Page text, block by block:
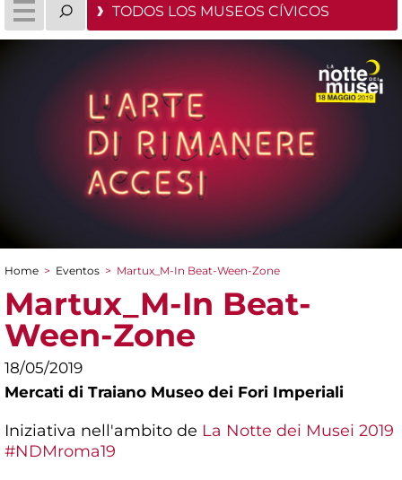
TODOS LOS MUSEOS CÍVICOS
You are here
Home > Eventos > Martux_M-In Beat-Ween-Zone
Martux_M-In Beat-
Ween-Zone
18/05/2019
Mercati di Traiano Museo dei Fori Imperiali
Iniziativa nell'ambito de La Notte dei Musei 2019
#NDMroma19